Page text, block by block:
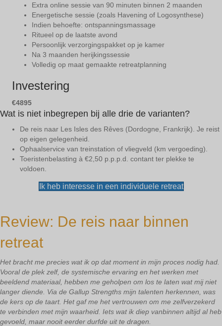
Extra online sessie van 90 minuten binnen 2 maanden
Energetische sessie (zoals Havening of Logosynthese)
Indien behoefte: ontspanningsmassage
Ritueel op de laatste avond
Persoonlijk verzorgingspakket op je kamer
Na 3 maanden herijkingssessie
Volledig op maat gemaakte retreatplanning
Investering
€4895
Wat is niet inbegrepen bij alle drie de varianten?
De reis naar Les Isles des Rêves (Dordogne, Frankrijk). Je reist
op eigen gelegenheid.
Ophaalservice van treinstation of vliegveld (km vergoeding).
Toeristenbelasting à €2,50 p.p.p.d. contant ter plekke te
voldoen.
Ik heb interesse in een individuele retreat
Review: De reis naar binnen
retreat
Het bracht me precies wat ik op dat moment in mijn proces nodig had.
Vooral de plek zelf, de systemische ervaring en het werken met
beeldend materiaal, hebben me geholpen om los te laten wat mij niet
langer diende. Via de Gallup Strengths mijn talenten herkennen, was
de kers op de taart. Het gaf me het vertrouwen om me zelfverzekerd
te verbinden met mijn waarheid. Iets wat ik diep vanbinnen altijd al heb
gevoeld, maar nooit eerder durfde uit te dragen.